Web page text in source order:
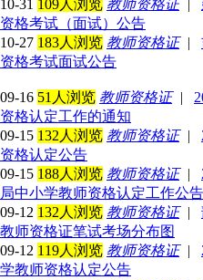
10-31 109人浏览 教师资格证|
资格考试（面试）公告
10-27 183人浏览 教师资格证|
资格考试面试公告
09-16 51人浏览 教师资格证|
资格认定工作的通知
09-15 132人浏览 教师资格证|
资格认定公告
09-15 188人浏览 教师资格证|
局中小学教师资格认定工作公告
09-12 132人浏览 教师资格证|
教师资格证笔试考场分布图
09-12 119人浏览 教师资格证|
学教师资格认定公告